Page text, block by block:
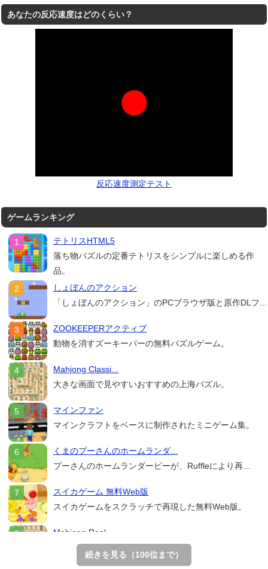
あなたの反応速度はどのくらい？
反応速度測定テスト
ゲームランキング
テトリスHTML5
落ち物パズルの定番テトリスをシンプルに楽しめる作
品。
しょぼんのアクション
「しょぼんのアクション」のPCブラウザ版と原作DLフ...
ZOOKEEPERアクティブ
動物を消すズーキーパーの無料パズルゲーム。
Mahjong Classi...
大きな画面で見やすいおすすめの上海パズル。
マインファン
マインクラフトをベースに制作されたミニゲーム集。
くまのプーさんのホームランダ...
プーさんのホームランダービーが、Ruffleにより再...
スイカゲーム 無料Web版
スイカゲームをスクラッチで再現した無料Web版。
Mahjong Real
リアルな麻雀牌を使う18種類の上海ゲーム。
続きを見る（100位まで）